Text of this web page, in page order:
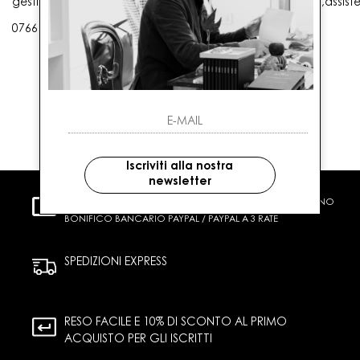
0766 25656
CARTA DI CREDITO CONTRASSEGNO
BONIFICO BANCARIO PAYPAL / PAYPAL A 3 RATE
SPEDIZIONI EXPRESS
RESO FACILE E 10% DI SCONTO AL PRIMO
ACQUISTO PER GLI ISCRITTI
Iscriviti alla nostra
newsletter